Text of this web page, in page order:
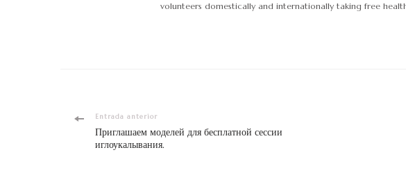
volunteers domestically and internationally taking free
Entrada anterior
Приглашаем моделей для бесплатной сессии
иглоукалывания.